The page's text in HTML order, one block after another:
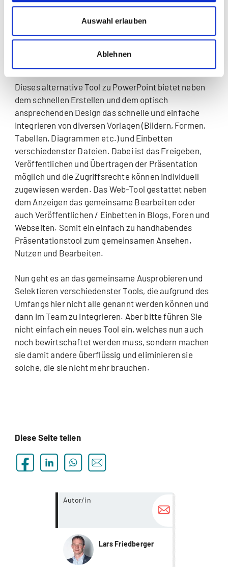
Auswahl erlauben
Ablehnen
Ablegen und Suchen entfällt und die Bedienung ist
Präsentation gemeinsam sehen
und bearbeiten
Dieses alternative Tool zu PowerPoint bietet neben
dem schnellen Erstellen und dem optisch
ansprechenden Design das schnelle und einfache
Integrieren von diversen Vorlagen (Bildern, Formen,
Tabellen, Diagrammen etc.) und Einbetten
verschiedenster Dateien. Dabei ist das Freigeben,
Veröffentlichen und Übertragen der Präsentation
möglich und die Zugriffsrechte können individuell
zugewiesen werden. Das Web-Tool gestattet neben
dem Anzeigen das gemeinsame Bearbeiten oder
auch Veröffentlichen / Einbetten in Blogs, Foren und
Webseiten. Somit ein einfach zu handhabendes
Präsentationstool zum gemeinsamen Ansehen,
Nutzen und Bearbeiten.
Nun geht es an das gemeinsame Ausprobieren und
Selektieren verschiedenster Tools, die aufgrund des
Umfangs hier nicht alle genannt werden können und
dann im Team zu integrieren. Aber bitte führen Sie
nicht einfach ein neues Tool ein, welches nun auch
noch bewirtschaftet werden muss, sondern machen
sie damit andere überflüssig und eliminieren sie
solche, die sie nicht mehr brauchen.
Diese Seite teilen
Autor/in
Lars Friedberger
more...